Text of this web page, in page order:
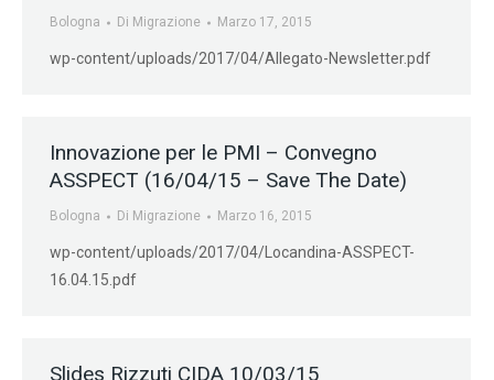
Bologna Di Migrazione Marzo 17, 2015
wp-content/uploads/2017/04/Allegato-Newsletter.pdf
Innovazione per le PMI – Convegno
ASSPECT (16/04/15 – Save The Date)
Bologna Di Migrazione Marzo 16, 2015
wp-content/uploads/2017/04/Locandina-ASSPECT-
16.04.15.pdf
Slides Rizzuti CIDA 10/03/15